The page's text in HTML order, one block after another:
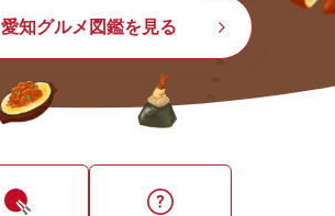
愛知グルメ図鑑を見る